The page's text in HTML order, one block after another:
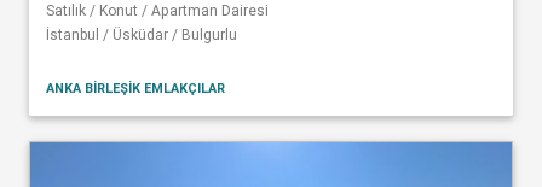
Satılık / Konut / Apartman Dairesi
İstanbul / Üsküdar / Bulgurlu
ANKA BİRLEŞİK EMLAKÇILAR